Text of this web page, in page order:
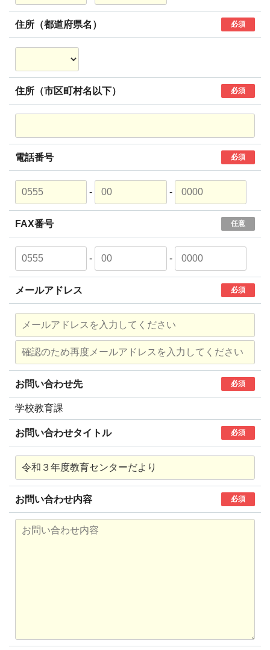
住所（都道府県名） 必須
住所（市区町村名以下） 必須
電話番号 必須
- -
FAX番号 任意
- -
メールアドレス 必須
お問い合わせ先 必須
学校教育課
お問い合わせタイトル 必須
お問い合わせ内容 必須